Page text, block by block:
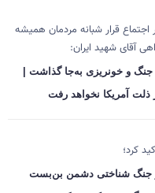
قرار شبانه مردمان همیشه
آقای شهید ایران:
جنگ و خونریزی به‌جا گذاشت |
ذلت آمریکا نخواهد رفت
کرد؛
جنگ شناختی دشمن بن‌بست